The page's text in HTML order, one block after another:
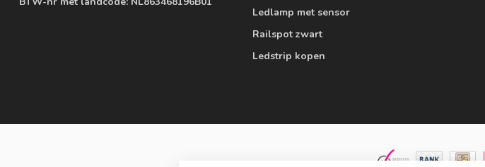
Ledlamp met sensor
Railspot zwart
Ledstrip kopen